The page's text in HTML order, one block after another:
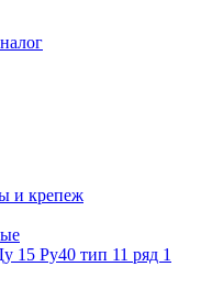
и крепеж
15 Ру40 тип 11 ряд 1